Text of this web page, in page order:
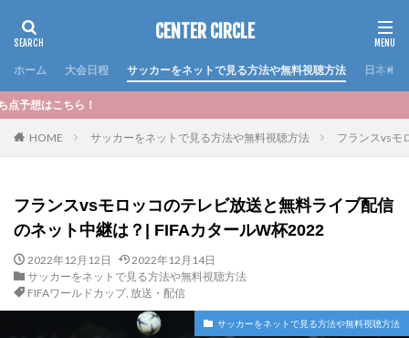
CENTER CIRCLE
ホーム 大会日程 サッカーをネットで見る方法や無料視聴方法 日本代表
HOME サッカーをネットで見る方法や無料視聴方法 フランスvsモ
フランスvsモロッコのテレビ放送と無料ライブ配信
のネット中継は？| FIFAカタールW杯2022
2022年12月12日
2022年12月14日
サッカーをネットで見る方法や無料視聴方法
FIFAワールドカップ, 放送・配信
サッカーをネットで見る方法や無料視聴方法